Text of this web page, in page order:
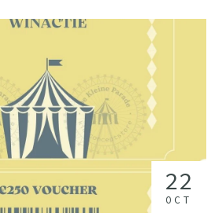
22
OCT